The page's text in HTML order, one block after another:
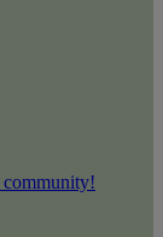
community!